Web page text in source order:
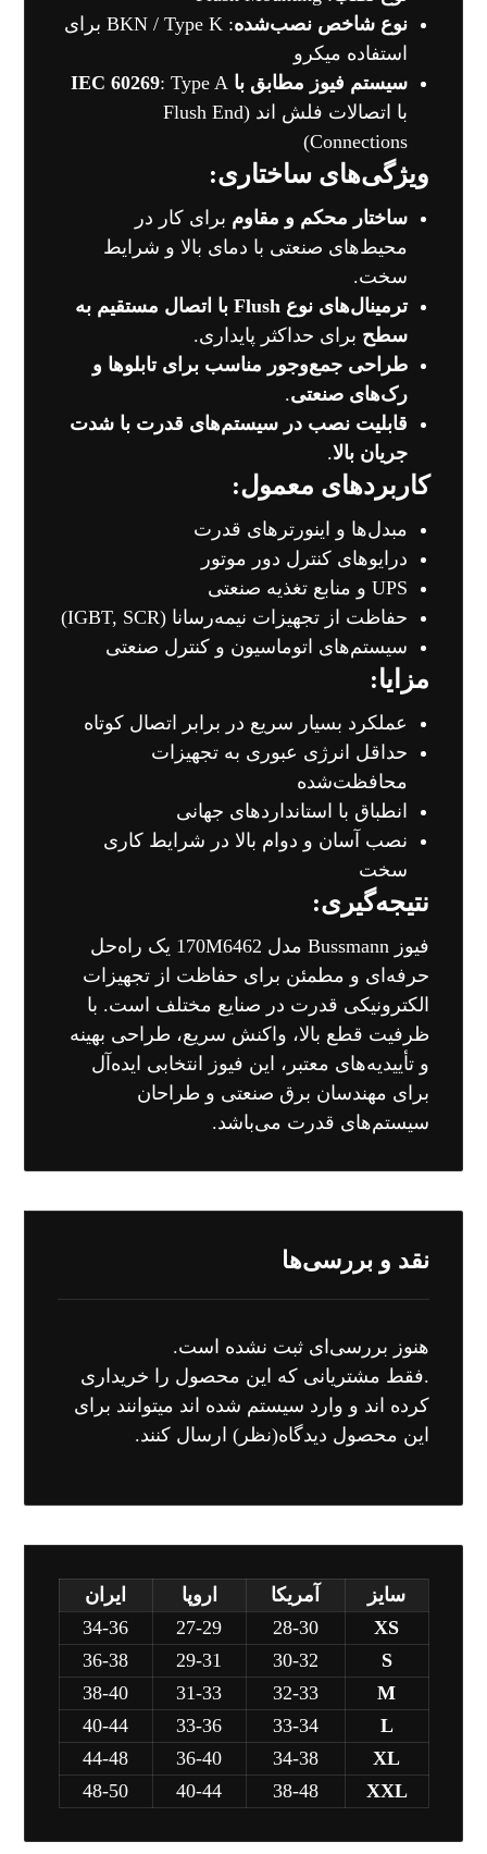
نوع شاخص نصب‌شده
: BKN / Type K برای
استفاده میکرو
سیستم فیوز مطابق با IEC 60269: Type A
با اتصالات فلش اند (Flush End
Connections)
ویژگی‌های ساختاری:
ساختار محکم و مقاوم برای کار در
محیط‌های صنعتی با دمای بالا و شرایط
سخت.
ترمینال‌های نوع Flush با اتصال مستقیم به
سطح برای حداکثر پایداری.
طراحی جمع‌وجور مناسب برای تابلوها و
رک‌های صنعتی.
قابلیت نصب در سیستم‌های قدرت با شدت
جریان بالا.
کاربردهای معمول:
مبدل‌ها و اینورترهای قدرت
درایوهای کنترل دور موتور
UPS و منابع تغذیه صنعتی
حفاظت از تجهیزات نیمه‌رسانا (IGBT, SCR)
سیستم‌های اتوماسیون و کنترل صنعتی
مزایا:
عملکرد بسیار سریع در برابر اتصال کوتاه
حداقل انرژی عبوری به تجهیزات
محافظت‌شده
انطباق با استانداردهای جهانی
نصب آسان و دوام بالا در شرایط کاری
سخت
نتیجه‌گیری:
فیوز Bussmann مدل 170M6462 یک راه‌حل
حرفه‌ای و مطمئن برای حفاظت از تجهیزات
الکترونیکی قدرت در صنایع مختلف است. با
ظرفیت قطع بالا، واکنش سریع، طراحی بهینه
و تأییدیه‌های معتبر، این فیوز انتخابی ایده‌آل
برای مهندسان برق صنعتی و طراحان
سیستم‌های قدرت می‌باشد.
نقد و بررسی‌ها
هنوز بررسی‌ای ثبت نشده است.
.فقط مشتریانی که این محصول را خریداری
کرده اند و وارد سیستم شده اند میتوانند برای
این محصول دیدگاه(نظر) ارسال کنند.
سایز آمریکا اروپا
ایران
XS
28-30
27-29
34-36
S
30-32
29-31
36-38
M
32-33
31-33
38-40
L
33-34
33-36
40-44
XL
34-38
36-40
44-48
XXL
38-48
40-44
48-50